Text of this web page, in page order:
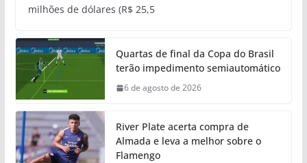
milhões de dólares (R$ 25,5
Quartas de final da Copa do Brasil
terão impedimento semiautomático
6 de agosto de 2026
River Plate acerta compra de
Almada e leva a melhor sobre o
Flamengo